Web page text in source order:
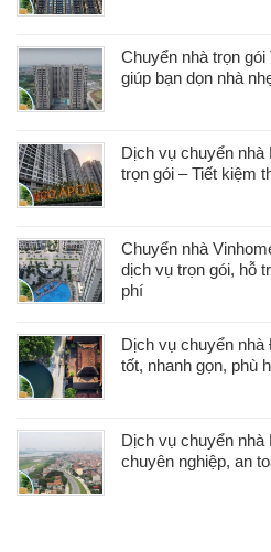
Chuyển nhà trọn
giúp bạn dọn nhà
Dịch vụ chuyển
trọn gói – Tiết kiệm
Chuyển nhà
dịch vụ trọn gói, hỗ
phí
Dịch vụ chuyển
tốt, nhanh gọn, phù
Dịch vụ chuyển nhà
chuyên nghiệp, an